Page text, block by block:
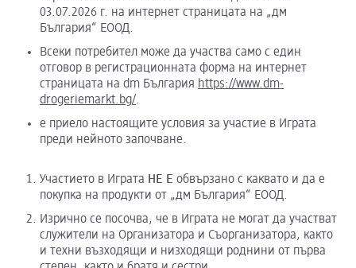
03.07.2026 г. на интернет страницата на „дм
България“ ЕООД.
Всеки потребител може да участва само с един
отговор в регистрационната форма на интернет
страницата на dm България https://www.dm-
drogeriemarkt.bg/.
е приело настоящите условия за участие в Играта
преди нейното започване.
Участието в Играта НЕ Е обвързано с каквато и да е
покупка на продукти от „дм България“ ЕООД.
Изрично се посочва, че в Играта не могат да участват
служители на Организатора и Съорганизатора, както
и техни възходящи и низходящи роднини от първа